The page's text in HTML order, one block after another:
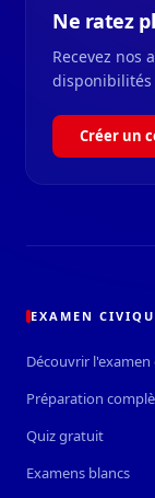
Ne ratez
Recevez nos
disponibilités
Créer un
EXAMEN
Découvrir l'examen
Préparation
Quiz gratuit
Examens blancs